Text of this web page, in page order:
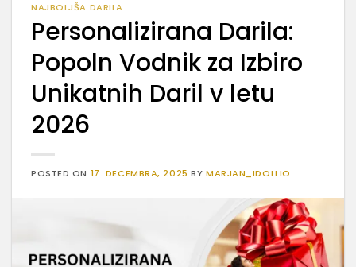
NAJBOLJŠA DARILA
Personalizirana Darila:
Popoln Vodnik za Izbiro
Unikatnih Daril v letu
2026
POSTED ON 17. DECEMBRA, 2025 BY MARJAN_IDOLLIO